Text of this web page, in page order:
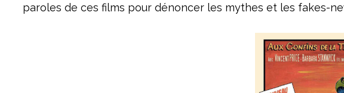
paroles de ces films pour dénoncer les mythes et les fakes-